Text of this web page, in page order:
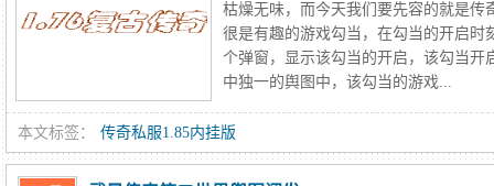
枯燥无味，而今天我们要先容的就是
很是有趣的游戏勾当，在勾当的开启时
个弹窗，显示该勾当的开启，该勾当开
中独一的舆图中，该勾当的游戏...
本文标签： 传奇私服1.85内挂版